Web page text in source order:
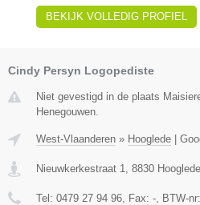
BEKIJK VOLLEDIG PROFIEL
Cindy Persyn Logopediste
Niet gevestigd in de plaats
Henegouwen.
West-Vlaanderen » Hooglede
Nieuwkerkestraat 1 8830 Hooglede
Tel: 0479 27 94 96 , Fax: - , BTW-nr: